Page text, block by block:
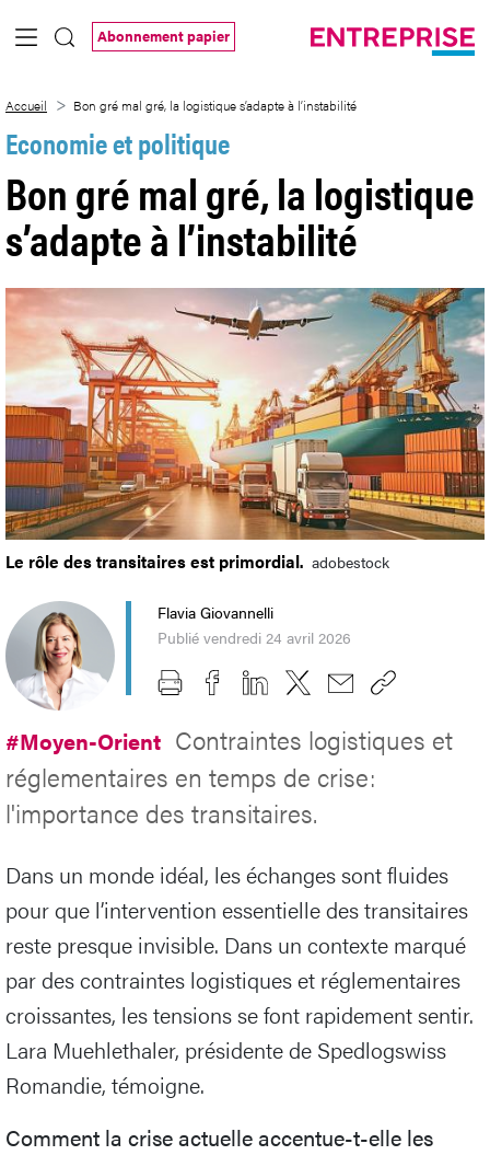
Saut au contenu principal
Abonnement papier
Accueil Bon gré mal gré, la logistique s’adapte à l’instabilité
Economie et politique
Bon gré mal gré, la logistique
s’adapte à l’instabilité
Le rôle des transitaires est primordial. adobestock
Flavia Giovannelli
Publié vendredi 24 avril 2026
#Moyen-Orient Contraintes logistiques et
réglementaires en temps de crise:
l'importance des transitaires.
Dans un monde idéal, les échanges sont fluides
pour que l’intervention essentielle des transitaires
reste presque invisible. Dans un contexte marqué
par des contraintes logistiques et réglementaires
croissantes, les tensions se font rapidement sentir.
Lara Muehlethaler, présidente de Spedlogswiss
Romandie, témoigne.
Comment la crise actuelle accentue-t-elle les